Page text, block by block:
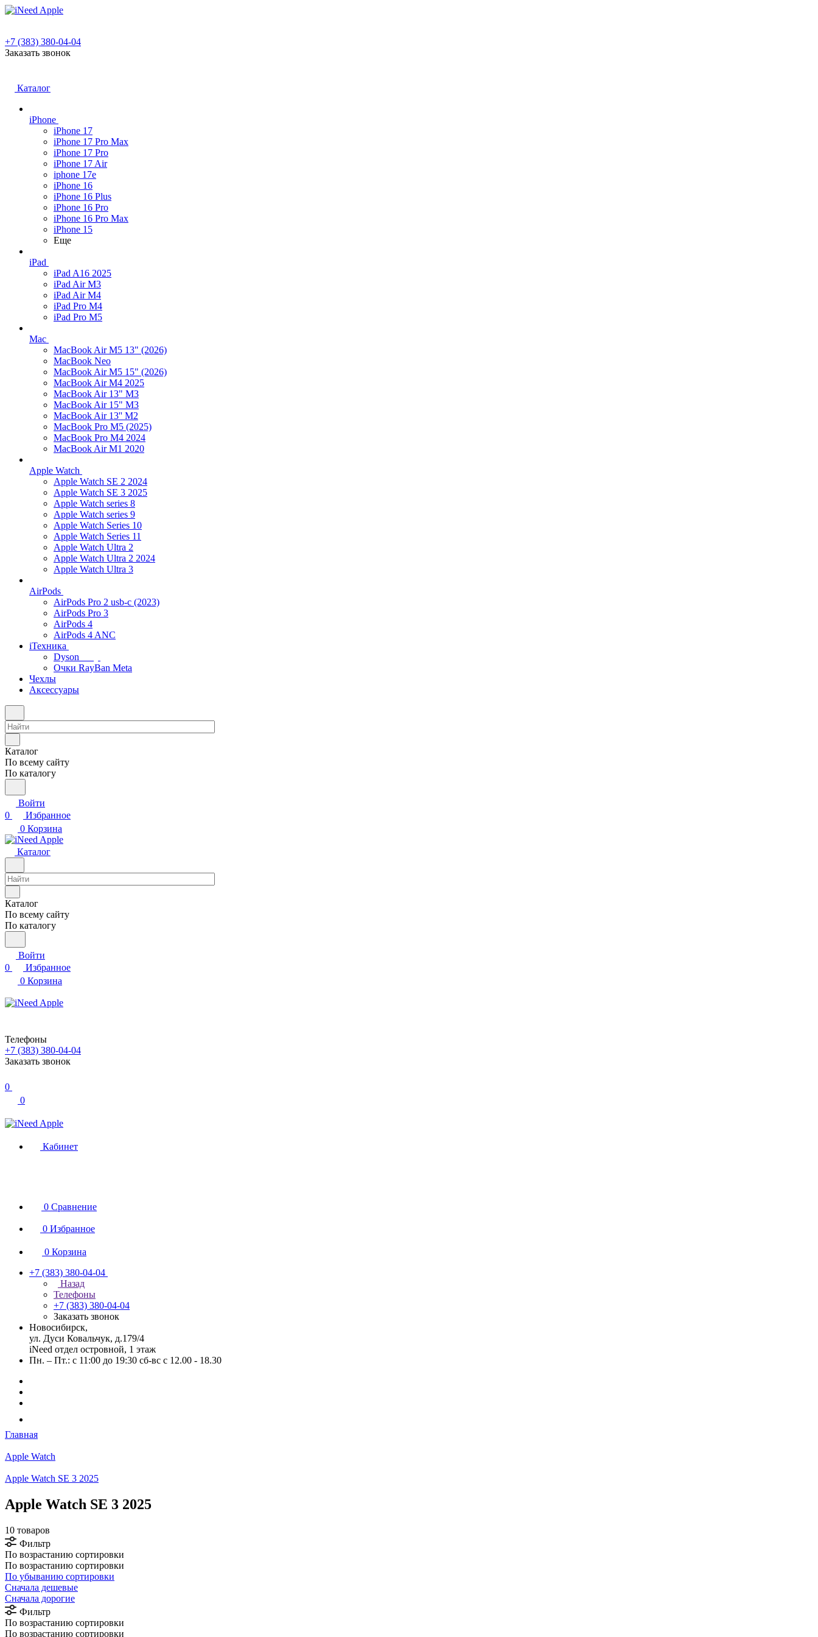
+7 (383) 380-04-04
Заказать звонок
Каталог
iPhone
iPhone 17
iPhone 17 Pro Max
iPhone 17 Pro
iPhone 17 Air
iphone 17e
iPhone 16
iPhone 16 Plus
iPhone 16 Pro
iPhone 16 Pro Max
iPhone 15
Еще
iPad
iPad A16 2025
iPad Air M3
iPad Air M4
iPad Pro M4
iPad Pro M5
Mac
MacBook Air M5 13" (2026)
MacBook Neo
MacBook Air M5 15" (2026)
MacBook Air M4 2025
MacBook Air 13" M3
MacBook Air 15" M3
MacBook Air 13'' M2
MacBook Pro M5 (2025)
MacBook Pro M4 2024
MacBook Air M1 2020
Apple Watch
Apple Watch SE 2 2024
Apple Watch SE 3 2025
Apple Watch series 8
Apple Watch series 9
Apple Watch Series 10
Apple Watch Series 11
Apple Watch Ultra 2
Apple Watch Ultra 2 2024
Apple Watch Ultra 3
AirPods
AirPods Pro 2 usb-c (2023)
AirPods Pro 3
AirPods 4
AirPods 4 ANC
iТехника
Dyson
Очки RayBan Meta
Чехлы
Аксессуары
Каталог
По всему сайту
По каталогу
Войти
0
Избранное
0 Корзина
Каталог
Каталог
По всему сайту
По каталогу
Войти
0
Избранное
0 Корзина
Телефоны
+7 (383) 380-04-04
Заказать звонок
0
0
Кабинет
0 Сравнение
0 Избранное
0 Корзина
+7 (383) 380-04-04
Назад
Телефоны
+7 (383) 380-04-04
Заказать звонок
Новосибирск,
ул. Дуси Ковальчук, д.179/4
iNeed отдел островной, 1 этаж
Пн. – Пт.: с 11:00 до 19:30 сб-вс с 12.00 - 18.30
Главная
Apple Watch
Apple Watch SE 3 2025
Apple Watch SE 3 2025
10 товаров
Фильтр
По возрастанию сортировки
По возрастанию сортировки
По убыванию сортировки
Сначала дешевые
Сначала дорогие
Фильтр
По возрастанию сортировки
По возрастанию сортировки